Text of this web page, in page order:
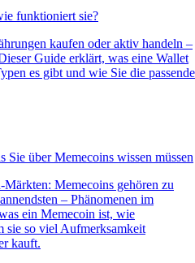
funktioniert sie?
kaufen oder aktiv handeln –
Guide erklärt, was eine Wallet
es gibt und wie Sie die passende
Sie über Memecoins wissen müssen
Memecoins gehören zu
– Phänomenen im
ein Memecoin ist, wie
sie so viel Aufmerksamkeit
kauft.